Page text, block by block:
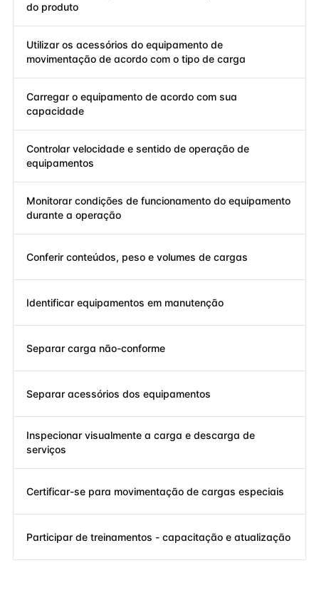
do produto
Utilizar os acessórios do equipamento de
movimentação de acordo com o tipo de carga
Carregar o equipamento de acordo com sua
capacidade
Controlar velocidade e sentido de operação de
equipamentos
Monitorar condições de funcionamento do equipamento
durante a operação
Conferir conteúdos, peso e volumes de cargas
Identificar equipamentos em manutenção
Separar carga não-conforme
Separar acessórios dos equipamentos
Inspecionar visualmente a carga e descarga de
serviços
Certificar-se para movimentação de cargas especiais
Participar de treinamentos - capacitação e atualização